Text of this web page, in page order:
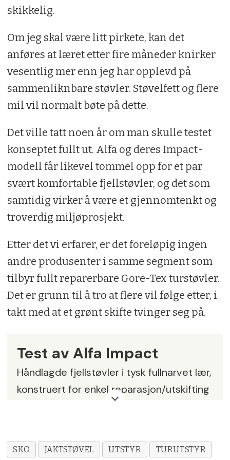
skikkelig.
Om jeg skal være litt pirkete, kan det
anføres at læret etter fire måneder knirker
vesentlig mer enn jeg har opplevd på
sammenliknbare støvler. Støvelfett og flere
mil vil normalt bøte på dette.
Det ville tatt noen år om man skulle testet
konseptet fullt ut. Alfa og deres Impact-
modell får likevel tommel opp for et par
svært komfortable fjellstøvler, og det som
samtidig virker å være et gjennomtenkt og
troverdig miljøprosjekt.
Etter det vi erfarer, er det foreløpig ingen
andre produsenter i samme segment som
tilbyr fullt reparerbare Gore-Tex turstøvler.
Det er grunn til å tro at flere vil følge etter, i
takt med at et grønt skifte tvinger seg på.
Test av Alfa Impact
Håndlagde fjellstøvler i tysk fullnarvet lær,
konstruert for enkel reparasjon/utskifting
Gummikalosjering rundt hele. PU
mellomsåle og Vibram Grip AMG
SKO JAKTSTØVEL UTSTYR TURUTSTYR